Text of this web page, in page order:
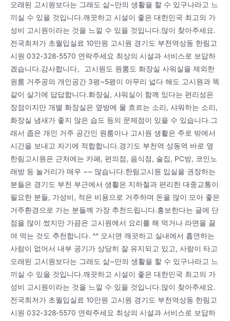
오래된 고시원보다는 그래도 삶~만의 생활을 할 수 있구나라고 느
끼실 수 있을 것입니다.깨끗하고 시설이 좋은 대한민국 최고의 가
성비 고시원이라는 것을 느낄 수 있을 것입니다.많이 찾아주세요.
전국최저가 초월입실료 10만원 고시원 경기도 부천역상동 한림고
시원 032-328-5570 연락주세요 최상의 시설과 서비스로 보답하
겠습니다.감사합니다。고시원도 원룸도 화장실 사워실을 제외한
원룸 거주공의 개인공간 3평~5평이 아무리 넓다 해도 고시원과 똑
같이 살기에 답답합니다.화장실, 샤워실이 함께 있다는 편리성은
장점이지만 개별 화장실은 옆방에 물 흐르는 소리, 샤워하는 소리,
화장실 냄새가 좋지 않은 습도 등의 문제점이 있을 수 있습니다.그
래서 좁은 개인 거주 공간인 원룸이나 고시원 생활은 주로 밖에서
시간을 보내고 자기에 적합합니다.경기도 부천역 상동역 바로 옆
한림고시원은 근처에는 카페, 편의점, 음식점, 술집, PC방, 코인노
래방 등 놀거리가 매우 ~~ 많습니다.한림고시원 입실을 권장하는
분들은 경기도 부천 부근에서 생활은 지하철과 편리한 대중교통이
필요한 분들, 가성비, 적은 비용으로 거주하며 돈을 많이 모아 좋은
거주환경으로 가는 분들께 가장 추천드립니다.홍보한다는 글에 단
점을 많이 썼지만 가끔은 고시원에서 요리를 해 먹거나 라면을 끓
여 먹는 것도 추천합니다. ^^ 오시면 깨끗하고 실내에서 흡연하는
사람이 없어서 내부 공기가 상당히 잘 유지되고 있고, 사람이 타고
오래된 고시원보다는 그래도 삶~만의 생활을 할 수 있구나라고 느
끼실 수 있을 것입니다.깨끗하고 시설이 좋은 대한민국 최고의 가
성비 고시원이라는 것을 느낄 수 있을 것입니다.많이 찾아주세요.
전국최저가 초월입실료 10만원 고시원 경기도 부천역상동 한림고
시원 032-328-5570 연락주세요 최상의 시설과 서비스로 보답하